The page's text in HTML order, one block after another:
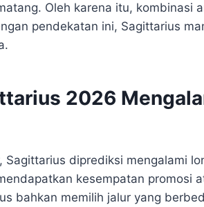
Oleh karena itu, kombinasi
pendekatan ini, Sagittarius
2026
Sagittarius diprediksi mengalami
kesempatan promosi
bahkan memilih jalur yang